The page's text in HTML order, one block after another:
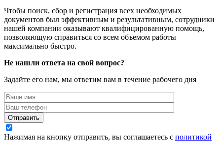
Чтобы поиск, сбор и регистрация всех необходимых
документов был эффективным и результативным, сотрудники
нашей компании оказывают квалифицированную помощь,
позволяющую справиться со всем объемом работы
максимально быстро.
Не нашли ответа на свой вопрос?
Задайте его нам, мы ответим вам в течение рабочего дня
Отправить
Нажимая на кнопку отправить, вы соглашаетесь с политикой